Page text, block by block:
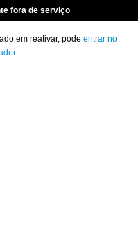
fora de serviço
em reativar, pode entrar no
.